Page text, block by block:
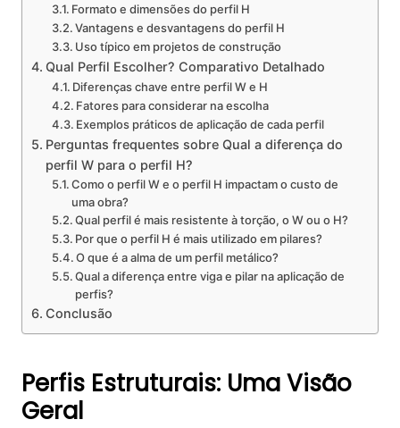
Formato e dimensões do perfil H
Vantagens e desvantagens do perfil H
Uso típico em projetos de construção
Qual Perfil Escolher? Comparativo Detalhado
Diferenças chave entre perfil W e H
Fatores para considerar na escolha
Exemplos práticos de aplicação de cada perfil
Perguntas frequentes sobre Qual a diferença do
perfil W para o perfil H?
Como o perfil W e o perfil H impactam o custo de
uma obra?
Qual perfil é mais resistente à torção, o W ou o H?
Por que o perfil H é mais utilizado em pilares?
O que é a alma de um perfil metálico?
Qual a diferença entre viga e pilar na aplicação de
perfis?
Conclusão
Perfis Estruturais: Uma Visão
Geral